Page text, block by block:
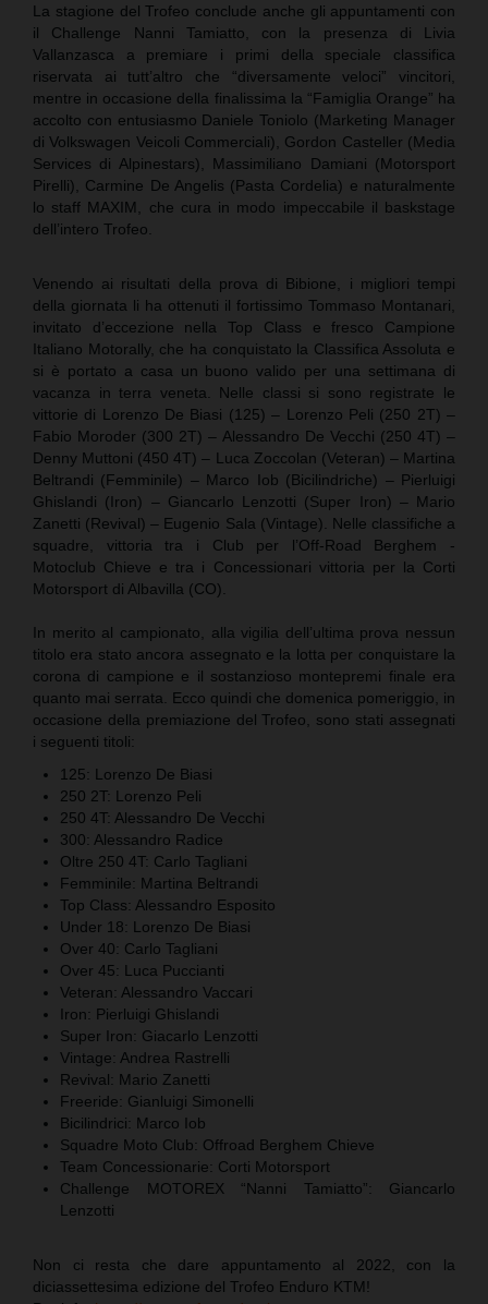
La stagione del Trofeo conclude anche gli appuntamenti con
il Challenge Nanni Tamiatto, con la presenza di Livia
Vallanzasca a premiare i primi della speciale classifica
riservata ai tutt’altro che “diversamente veloci” vincitori,
mentre in occasione della finalissima la “Famiglia Orange” ha
accolto con entusiasmo Daniele Toniolo (Marketing Manager
di Volkswagen Veicoli Commerciali), Gordon Casteller (Media
Services di Alpinestars), Massimiliano Damiani (Motorsport
Pirelli), Carmine De Angelis (Pasta Cordelia) e naturalmente
lo staff MAXIM, che cura in modo impeccabile il baskstage
dell’intero Trofeo.
Venendo ai risultati della prova di Bibione, i migliori tempi
della giornata li ha ottenuti il fortissimo Tommaso Montanari,
invitato d’eccezione nella Top Class e fresco Campione
Italiano Motorally, che ha conquistato la Classifica Assoluta e
si è portato a casa un buono valido per una settimana di
vacanza in terra veneta. Nelle classi si sono registrate le
vittorie di Lorenzo De Biasi (125) – Lorenzo Peli (250 2T) –
Fabio Moroder (300 2T) – Alessandro De Vecchi (250 4T) –
Denny Muttoni (450 4T) – Luca Zoccolan (Veteran) – Martina
Beltrandi (Femminile) – Marco Iob (Bicilindriche) – Pierluigi
Ghislandi (Iron) – Giancarlo Lenzotti (Super Iron) – Mario
Zanetti (Revival) – Eugenio Sala (Vintage). Nelle classifiche a
squadre, vittoria tra i Club per l’Off-Road Berghem -
Motoclub Chieve e tra i Concessionari vittoria per la Corti
Motorsport di Albavilla (CO).
In merito al campionato, alla vigilia dell’ultima prova nessun
titolo era stato ancora assegnato e la lotta per conquistare la
corona di campione e il sostanzioso montepremi finale era
quanto mai serrata. Ecco quindi che domenica pomeriggio, in
occasione della premiazione del Trofeo, sono stati assegnati
i seguenti titoli:
125: Lorenzo De Biasi
250 2T: Lorenzo Peli
250 4T: Alessandro De Vecchi
300: Alessandro Radice
Oltre 250 4T: Carlo Tagliani
Femminile: Martina Beltrandi
Top Class: Alessandro Esposito
Under 18: Lorenzo De Biasi
Over 40: Carlo Tagliani
Over 45: Luca Puccianti
Veteran: Alessandro Vaccari
Iron: Pierluigi Ghislandi
Super Iron: Giacarlo Lenzotti
Vintage: Andrea Rastrelli
Revival: Mario Zanetti
Freeride: Gianluigi Simonelli
Bicilindrici: Marco Iob
Squadre Moto Club: Offroad Berghem Chieve
Team Concessionarie: Corti Motorsport
Challenge MOTOREX “Nanni Tamiatto”: Giancarlo
Lenzotti
Non ci resta che dare appuntamento al 2022, con la
diciassettesima edizione del Trofeo Enduro KTM!